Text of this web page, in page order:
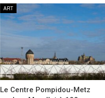
ART
Le Centre Pompidou-Metz